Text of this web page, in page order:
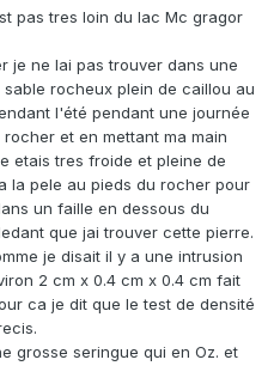
pas tres loin du lac Mc gragor
je ne lai pas trouver dans une
rocheux plein de caillou au
l'été pendant une journée
et en mettant ma main
etais tres froide et pleine de
la pele au pieds du rocher pour
un faille en dessous du
que jai trouver cette pierre.
je disait il y a une intrusion
2 cm x 0.4 cm x 0.4 cm fait
ca je dit que le test de densité
grosse seringue qui en Oz. et